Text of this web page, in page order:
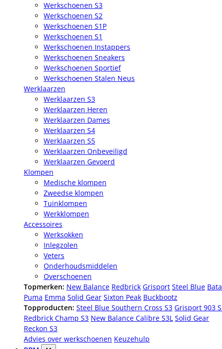
Werkschoenen S3
Werkschoenen S2
Werkschoenen S1P
Werkschoenen S1
Werkschoenen Instappers
Werkschoenen Sneakers
Werkschoenen Sportief
Werkschoenen Stalen Neus
Werklaarzen
Werklaarzen S3
Werklaarzen Heren
Werklaarzen Dames
Werklaarzen S4
Werklaarzen S5
Werklaarzen Onbeveiligd
Werklaarzen Gevoerd
Klompen
Medische klompen
Zweedse klompen
Tuinklompen
Werkklompen
Accessoires
Werksokken
Inlegzolen
Veters
Onderhoudsmiddelen
Overschoenen
Topmerken: New Balance Redbrick Grisport Steel Blue Bata
Puma Emma Solid Gear Sixton Peak Buckbootz
Topproducten: Steel Blue Southern Cross S3 Grisport 903
Redbrick Champ S3 New Balance Calibre S3L Solid Gear
Reckon S3
Advies over werkschoenen Keuzehulp